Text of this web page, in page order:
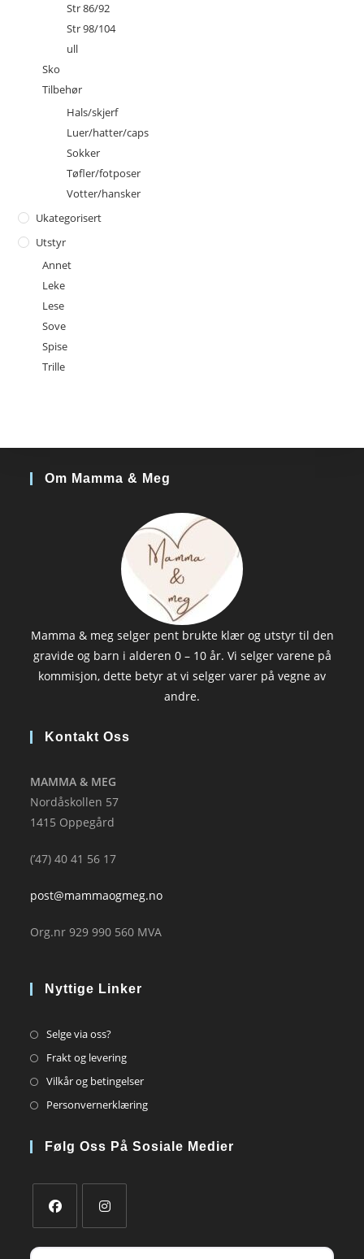
Str 86/92
Str 98/104
ull
Sko
Tilbehør
Hals/skjerf
Luer/hatter/caps
Sokker
Tøfler/fotposer
Votter/hansker
Ukategorisert
Utstyr
Annet
Leke
Lese
Sove
Spise
Trille
Om Mamma & Meg
Mamma & meg selger pent brukte klær og utstyr til den
gravide og barn i alderen 0 – 10 år. Vi selger varene på
kommisjon, dette betyr at vi selger varer på vegne av
andre.
Kontakt Oss
MAMMA & MEG
Nordåskollen 57
1415 Oppegård
(’47) 40 41 56 17
post@mammaogmeg.no
Org.nr 929 990 560 MVA
Nyttige Linker
Selge via oss?Opens
in
Frakt og leveringOpens
in
tab
Vilkår og betingelserOpens
in
new
PersonvernerklæringOpens
a
Følg Oss På Sosiale Medier